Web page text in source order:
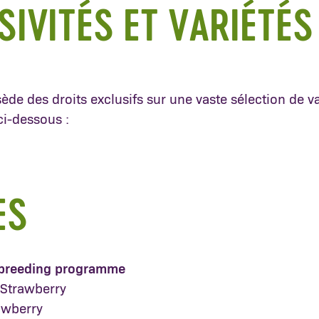
ET VARIÉTÉS
des droits exclusifs sur une vaste sélection de
dessous :
programme